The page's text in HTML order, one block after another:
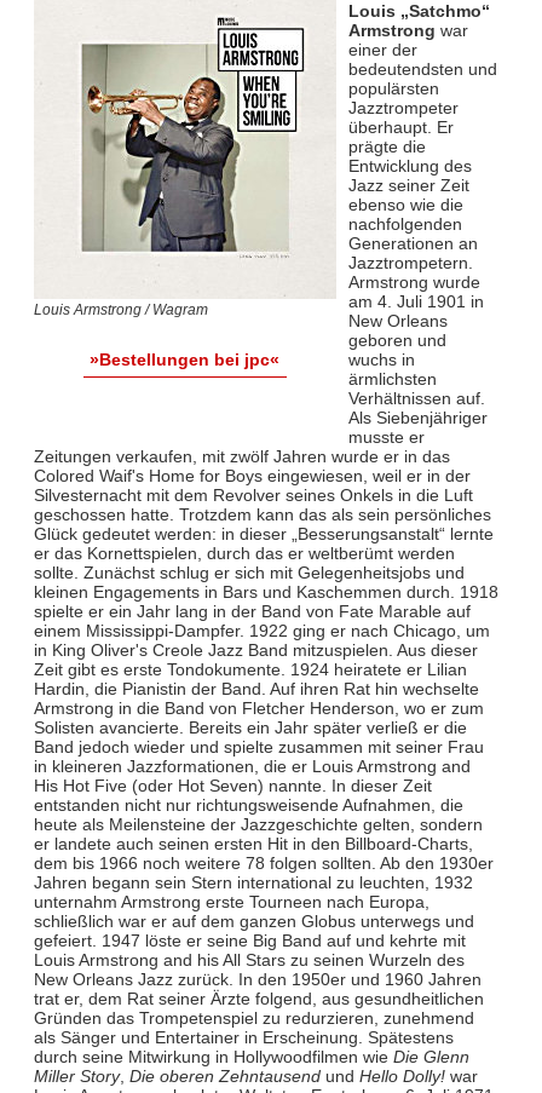
Louis Armstrong / Wagram
»Bestellungen bei jpc«
Louis „Satchmo“
Armstrong war
einer der
bedeutendsten und
populärsten
Jazztrompeter
überhaupt. Er
prägte die
Entwicklung des
Jazz seiner Zeit
ebenso wie die
nachfolgenden
Generationen an
Jazztrompetern.
Armstrong wurde
am 4. Juli 1901 in
New Orleans
geboren und
wuchs in
ärmlichsten
Verhältnissen auf.
Als Siebenjähriger
musste er
Zeitungen verkaufen, mit zwölf Jahren wurde er in das
Colored Waif's Home for Boys eingewiesen, weil er in der
Silvesternacht mit dem Revolver seines Onkels in die Luft
geschossen hatte. Trotzdem kann das als sein persönliches
Glück gedeutet werden: in dieser „Besserungsanstalt“ lernte
er das Kornettspielen, durch das er weltberümt werden
sollte. Zunächst schlug er sich mit Gelegenheitsjobs und
kleinen Engagements in Bars und Kaschemmen durch. 1918
spielte er ein Jahr lang in der Band von Fate Marable auf
einem Mississippi-Dampfer. 1922 ging er nach Chicago, um
in King Oliver's Creole Jazz Band mitzuspielen. Aus dieser
Zeit gibt es erste Tondokumente. 1924 heiratete er Lilian
Hardin, die Pianistin der Band. Auf ihren Rat hin wechselte
Armstrong in die Band von Fletcher Henderson, wo er zum
Solisten avancierte. Bereits ein Jahr später verließ er die
Band jedoch wieder und spielte zusammen mit seiner Frau
in kleineren Jazzformationen, die er Louis Armstrong and
His Hot Five (oder Hot Seven) nannte. In dieser Zeit
entstanden nicht nur richtungsweisende Aufnahmen, die
heute als Meilensteine der Jazzgeschichte gelten, sondern
er landete auch seinen ersten Hit in den Billboard-Charts,
dem bis 1966 noch weitere 78 folgen sollten. Ab den 1930er
Jahren begann sein Stern international zu leuchten, 1932
unternahm Armstrong erste Tourneen nach Europa,
schließlich war er auf dem ganzen Globus unterwegs und
gefeiert. 1947 löste er seine Big Band auf und kehrte mit
Louis Armstrong and his All Stars zu seinen Wurzeln des
New Orleans Jazz zurück. In den 1950er und 1960 Jahren
trat er, dem Rat seiner Ärzte folgend, aus gesundheitlichen
Gründen das Trompetenspiel zu redurzieren, zunehmend
als Sänger und Entertainer in Erscheinung. Spätestens
durch seine Mitwirkung in Hollywoodfilmen wie Die Glenn
Miller Story, Die oberen Zehntausendund Hello Dolly! war